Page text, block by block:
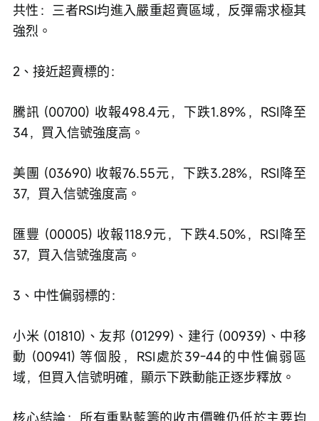
共性：三者RSI均進入嚴重超賣區域，反彈需求極其
強烈。
2、接近超賣標的：
騰訊 (00700) 收報498.4元，下跌1.89%，RSI降至
34，買入信號強度高。
美團 (03690) 收報76.55元，下跌3.28%，RSI降至
37，買入信號強度高。
匯豐 (00005) 收報118.9元，下跌4.50%，RSI降至
37，買入信號強度高。
3、中性偏弱標的：
小米 (01810)、友邦 (01299)、建行 (00939)、中移
動 (00941) 等個股，RSI處於39-44的中性偏弱區
域，但買入信號明確，顯示下跌動能正逐步釋放。
核心結論：所有重點藍籌的收市價雖仍低於主要均